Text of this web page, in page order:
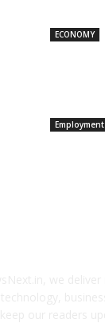
ECONOMY
Employment